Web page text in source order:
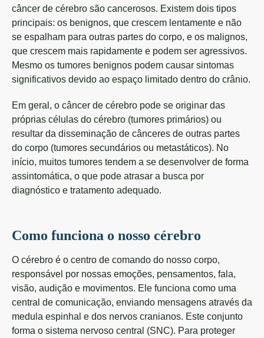
câncer de cérebro são cancerosos. Existem dois tipos
principais: os benignos, que crescem lentamente e não
se espalham para outras partes do corpo, e os malignos,
que crescem mais rapidamente e podem ser agressivos.
Mesmo os tumores benignos podem causar sintomas
significativos devido ao espaço limitado dentro do crânio.
Em geral, o câncer de cérebro pode se originar das
próprias células do cérebro (tumores primários) ou
resultar da disseminação de cânceres de outras partes
do corpo (tumores secundários ou metastáticos). No
início, muitos tumores tendem a se desenvolver de forma
assintomática, o que pode atrasar a busca por
diagnóstico e tratamento adequado.
Como funciona o nosso cérebro
O cérebro é o centro de comando do nosso corpo,
responsável por nossas emoções, pensamentos, fala,
visão, audição e movimentos. Ele funciona como uma
central de comunicação, enviando mensagens através da
medula espinhal e dos nervos cranianos. Este conjunto
forma o sistema nervoso central (SNC). Para proteger